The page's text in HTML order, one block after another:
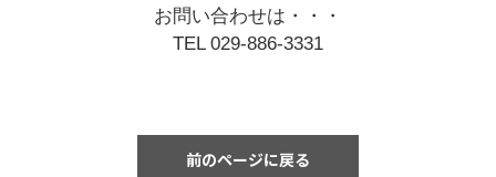
お問い合わせは・・・
TEL 029-886-3331
前のページに戻る